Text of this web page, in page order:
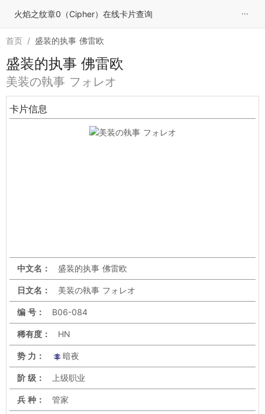
火焰之纹章0（Cipher）在线卡片查询 ···
首页 / 盛装的执事 佛雷欧
盛装的执事 佛雷欧
美装の執事 フォレオ
卡片信息
中文名： 盛装的执事 佛雷欧
日文名： 美装の執事 フォレオ
编 号： B06-084
稀有度： HN
势 力： 暗夜
阶 级： 上级职业
兵 种： 管家